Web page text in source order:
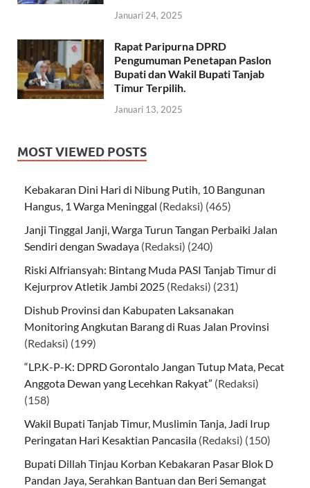
Januari 24, 2025
Rapat Paripurna DPRD
Pengumuman Penetapan Paslon
Bupati dan Wakil Bupati Tanjab
Timur Terpilih.
Januari 13, 2025
MOST VIEWED POSTS
Kebakaran Dini Hari di Nibung Putih, 10 Bangunan
Hangus, 1 Warga Meninggal (Redaksi) (465)
Janji Tinggal Janji, Warga Turun Tangan Perbaiki Jalan
Sendiri dengan Swadaya (Redaksi) (240)
Riski Alfriansyah: Bintang Muda PASI Tanjab Timur di
Kejurprov Atletik Jambi 2025 (Redaksi) (231)
Dishub Provinsi dan Kabupaten Laksanakan
Monitoring Angkutan Barang di Ruas Jalan Provinsi
(Redaksi) (199)
“LP.K-P-K: DPRD Gorontalo Jangan Tutup Mata, Pecat
Anggota Dewan yang Lecehkan Rakyat” (Redaksi)
(158)
Wakil Bupati Tanjab Timur, Muslimin Tanja, Jadi Irup
Peringatan Hari Kesaktian Pancasila (Redaksi) (150)
Bupati Dillah Tinjau Korban Kebakaran Pasar Blok D
Pandan Jaya, Serahkan Bantuan dan Beri Semangat